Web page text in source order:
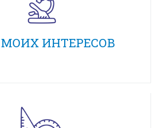
ИНТЕРЕСОВ